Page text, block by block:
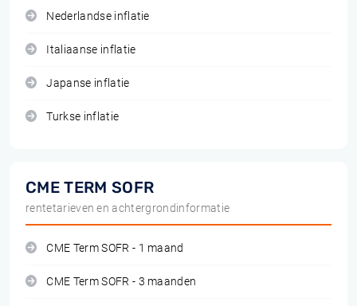
Nederlandse inflatie
Italiaanse inflatie
Japanse inflatie
Turkse inflatie
CME TERM SOFR
rentetarieven en achtergrondinformatie
CME Term SOFR - 1 maand
CME Term SOFR - 3 maanden